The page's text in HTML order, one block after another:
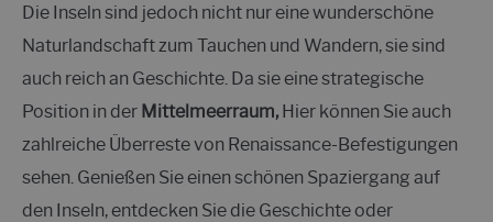
Die Inseln sind jedoch nicht nur eine wunderschöne
Naturlandschaft zum Tauchen und Wandern, sie sind
auch reich an Geschichte. Da sie eine strategische
Position in der Mittelmeerraum, Hier können Sie auch
zahlreiche Überreste von Renaissance-Befestigungen
sehen. Genießen Sie einen schönen Spaziergang auf
den Inseln, entdecken Sie die Geschichte oder